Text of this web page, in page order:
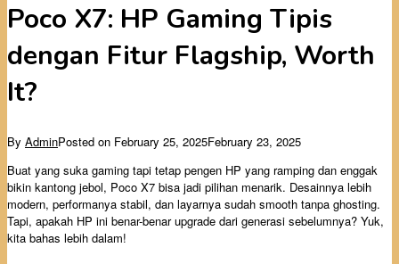
Poco X7: HP Gaming Tipis
dengan Fitur Flagship, Worth
It?
By AdminPosted on February 25, 2025February 23, 2025
Buat yang suka gaming tapi tetap pengen HP yang ramping dan enggak
bikin kantong jebol, Poco X7 bisa jadi pilihan menarik. Desainnya lebih
modern, performanya stabil, dan layarnya sudah smooth tanpa ghosting.
Tapi, apakah HP ini benar-benar upgrade dari generasi sebelumnya? Yuk,
kita bahas lebih dalam!